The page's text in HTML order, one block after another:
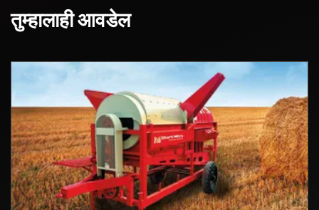
तुम्हालाही आवडेल